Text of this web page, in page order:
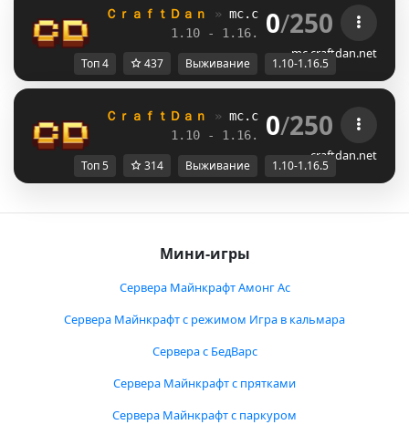
ＣｒａｆｔＤａｎ » mc.craftdan.net //
1.10 - 1.16.5 //
0/250
mc.craftdan.net
Топ 4 437 Выживание 1.10-1.16.5
ＣｒａｆｔＤａｎ » mc.craftdan.net //
1.10 - 1.16.5 //
0/250
craftdan.net
Топ 5 314 Выживание 1.10-1.16.5
Мини-игры
Сервера Майнкрафт Амонг Ас
Сервера Майнкрафт с режимом Игра в кальмара
Сервера с БедВарс
Сервера Майнкрафт с прятками
Сервера Майнкрафт с паркуром